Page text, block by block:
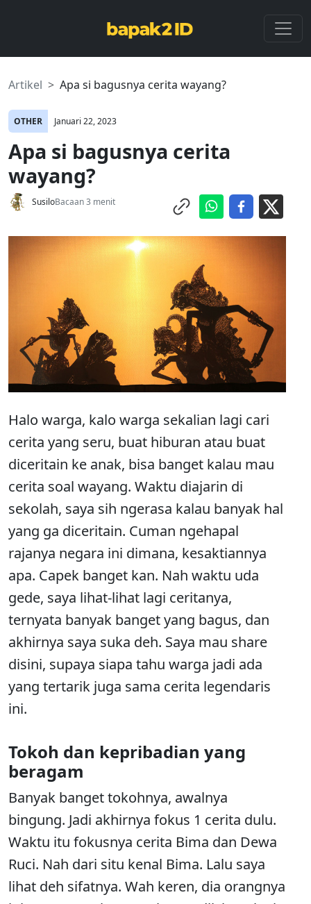
Artikel Apa si bagusnya cerita wayang?
OTHER Januari 22, 2023
Apa si bagusnya cerita
wayang?
SusiloBacaan 3 menit
Halo warga, kalo warga sekalian lagi cari
cerita yang seru, buat hiburan atau buat
diceritain ke anak, bisa banget kalau mau
cerita soal wayang. Waktu diajarin di
sekolah, saya sih ngerasa kalau banyak hal
yang ga diceritain. Cuman ngehapal
rajanya negara ini dimana, kesaktiannya
apa. Capek banget kan. Nah waktu uda
gede, saya lihat-lihat lagi ceritanya,
ternyata banyak banget yang bagus, dan
akhirnya saya suka deh. Saya mau share
disini, supaya siapa tahu warga jadi ada
yang tertarik juga sama cerita legendaris
ini.
Tokoh dan kepribadian yang
beragam
Banyak banget tokohnya, awalnya
bingung. Jadi akhirnya fokus 1 cerita dulu.
Waktu itu fokusnya cerita Bima dan Dewa
Ruci. Nah dari situ kenal Bima. Lalu saya
lihat deh sifatnya. Wah keren, dia orangnya